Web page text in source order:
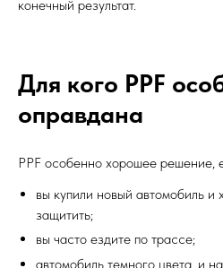
конечный результат.
Для кого PPF
оправдана
PPF особенно хорошее решение,
вы купили новый автомобиль и
защитить;
вы часто ездите по трассе;
автомобиль темного цвета, и